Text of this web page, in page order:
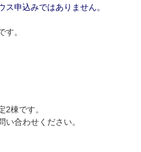
申込みではありません。
す。
2棟です。
い合わせください。